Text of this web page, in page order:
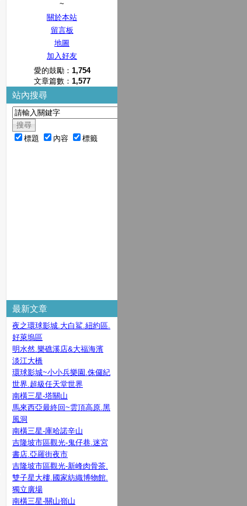
~
關於本站
留言板
地圖
加入好友
愛的鼓勵： 1,754
文章篇數： 1,577
站內搜尋
標題 內容 標籤
最新文章
夜之環球影城.大白鯊.紐約區.
好萊塢區
明水然.樂礁溪店&大福海濱
淡江大橋
環球影城~小小兵樂園.侏儸紀
世界.超級任天堂世界
南橫三星-塔關山
馬來西亞最終回~雲頂高原.黑
風洞
南橫三星-庫哈諾辛山
吉隆坡市區觀光-鬼仔巷.迷宮
書店.亞羅街夜市
吉隆坡市區觀光-新峰肉骨茶.
雙子星大樓.國家紡織博物館.
獨立廣場
南橫三星-關山嶺山